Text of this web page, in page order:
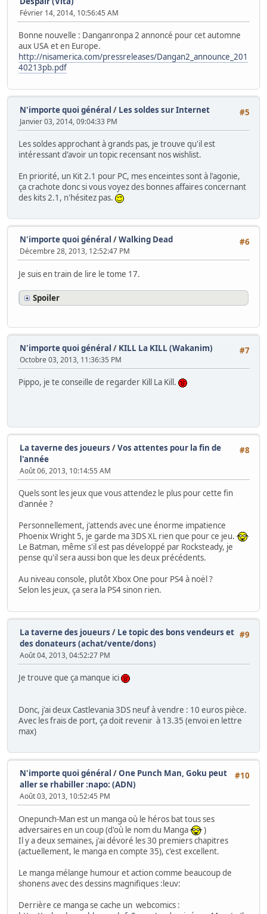
Février 14, 2014, 10:56:45 AM
Bonne nouvelle : Danganronpa 2 annoncé pour cet automne
aux USA et en Europe.
http://nisamerica.com/pressreleases/Dangan2_announce_201
40213pb.pdf
#5
N'importe quoi général / Les soldes sur Internet
Janvier 03, 2014, 09:04:33 PM
Les soldes approchant à grands pas, je trouve qu'il est
intéressant d'avoir un topic recensant nos wishlist.
En priorité, un Kit 2.1 pour PC, mes enceintes sont à l'agonie,
ça crachote donc si vous voyez des bonnes affaires concernant
des kits 2.1, n'hésitez pas.
#6
N'importe quoi général /Walking Dead
Décembre 28, 2013, 12:52:47 PM
Je suis en train de lire le tome 17.
Spoiler
#7
N'importe quoi général / KILL La KILL (Wakanim)
Octobre 03, 2013, 11:36:35 PM
Pippo, je te conseille de regarder Kill La Kill.
#8
La taverne des joueurs /Vos attentes pour la fin de
l'année
Août 06, 2013, 10:14:55 AM
Quels sont les jeux que vous attendez le plus pour cette fin
d'année ?
Personnellement, j'attends avec une énorme impatience
Phoenix Wright 5, je garde ma 3DS XL rien que pour ce jeu.
Le Batman, même s'il est pas développé par Rocksteady, je
pense qu'il sera aussi bon que les deux précédents.
Au niveau console, plutôt Xbox One pour PS4 à noël ?
Selon les jeux, ça sera la PS4 sinon rien.
#9
La taverne des joueurs / Le topic des bons vendeurs et
des donateurs (achat/vente/dons)
Août 04, 2013, 04:52:27 PM
Je trouve que ça manque ici
Donc, j'ai deux Castlevania 3DS neuf à vendre : 10 euros pièce.
Avec les frais de port, ça doit revenir à 13.35 (envoi en lettre
max)
#10
N'importe quoi général /One Punch Man, Goku peut
aller se rhabiller :napo: (ADN)
Août 03, 2013, 10:52:45 PM
Onepunch-Man est un manga où le héros bat tous ses
adversaires en un coup (d'où le nom du Manga
)
Il y a deux semaines, j'ai dévoré les 30 premiers chapitres
(actuellement, le manga en compte 35), c'est excellent.
Le manga mélange humour et action comme beaucoup de
shonens avec des dessins magnifiques :leuv:
Derrière ce manga se cache un webcomics :